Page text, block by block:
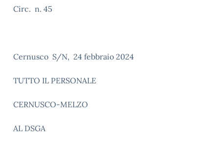
Circ. n. 45
Cernusco S/N, 24 febbraio 2024
TUTTO IL PERSONALE
CERNUSCO-MELZO
AL DSGA